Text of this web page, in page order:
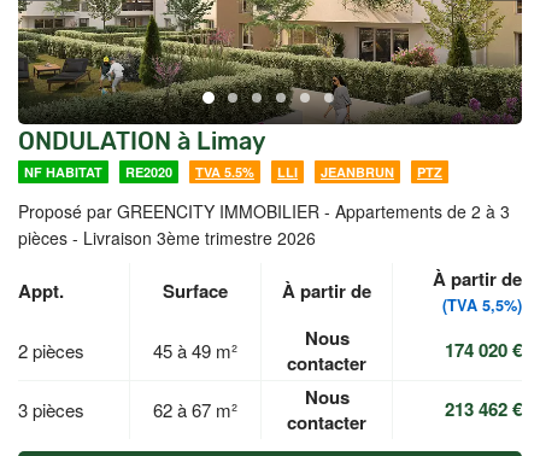
ONDULATION à Limay
NF HABITAT RE2020 TVA 5.5% LLI JEANBRUN PTZ
Proposé par GREENCITY IMMOBILIER - Appartements de 2 à 3
pièces - Livraison 3ème trimestre 2026
Appt. Surface À partir de À partir de
(TVA 5,5%)
2 pièces 45 à 49 m²
Nous
contacter
174 020 €
3 pièces 62 à 67 m²
Nous
contacter
213 462 €